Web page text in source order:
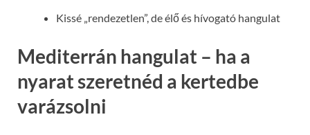
Kissé „rendezetlen”, de élő és hívogató hangulat
Mediterrán hangulat – ha a
nyarat szeretnéd a kertedbe
varázsolni